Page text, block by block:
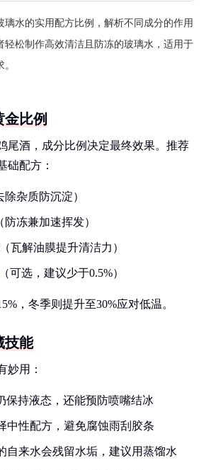
璃水的实用配方比例，解析不同成分的作用
轻松制作高效清洁且防冻的玻璃水，适用于
金比例
尾酒，成分比例决定最终效果。推荐
础配方：
除杂质防沉淀）
防冻兼加速挥发）
（瓦解油膜提升清洁力）
可选，建议少于0.5%）
，冬季则提升至30%应对低温。
技能
妙用：
保持液态，还能预防喷嘴结冰
中性配方，避免腐蚀雨刮胶条
自来水会残留水垢，建议用蒸馏水